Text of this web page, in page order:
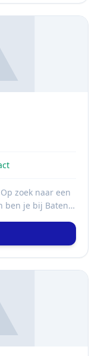
tweedehandsrapport, Car-pass en 1 jaar garantie.
zoek naar een
ben je bij Batena
een volledige
voordat ze te
en ontdek
occasions.